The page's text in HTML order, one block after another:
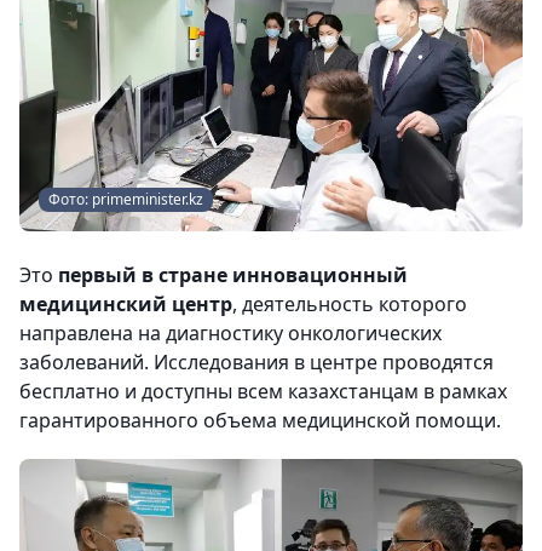
Фото: primeminister.kz
Это первый в стране инновационный
медицинский центр, деятельность которого
направлена на диагностику онкологических
заболеваний. Исследования в центре проводятся
бесплатно и доступны всем казахстанцам в рамках
гарантированного объема медицинской помощи.